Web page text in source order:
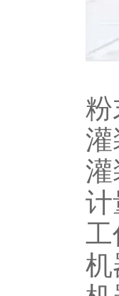
粉
计
工
机